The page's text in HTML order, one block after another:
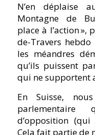
N’en déplaise
Montagne de
place à l’action
de-Travers
les méandres
qu’ils puissent
qui ne supportent
En Suisse,
d’opposition (qui
Cela fait partie de